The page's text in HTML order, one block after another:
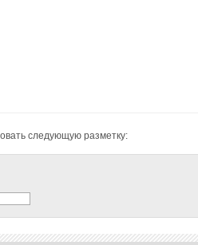
следующую разметку: